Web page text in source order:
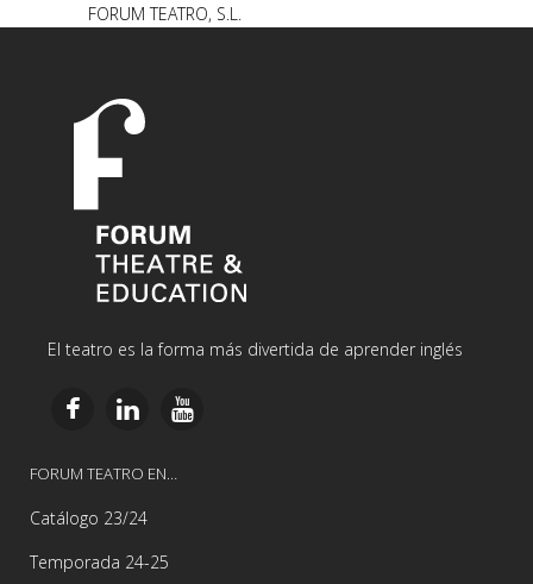
FORUM TEATRO, S.L.
El teatro es la forma más divertida de aprender inglés
FORUM TEATRO EN…
Catálogo 23/24
Temporada 24-25